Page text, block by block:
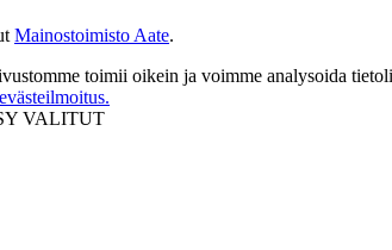
Mainostoimisto Aate.
toimii oikein ja voimme analysoida
VALITUT